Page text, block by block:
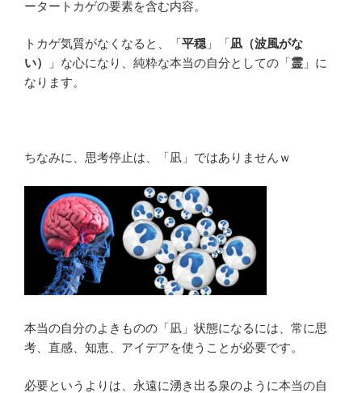
ータートカゲの要素を含む内容。
トカゲ気質がなくなると、「平穏 」「凪（波風がな
い）
」な心になり、純粋な本当の自分としての「霊 」に
なります。
ちなみに、思考停止は、「凪」ではありませんｗ
本当の自分のよきものの「凪」状態になるには、常に思
考、直感、知恵、アイデアを使うことが必要です。
必要というよりは、永遠に湧き出る泉のように本当の自